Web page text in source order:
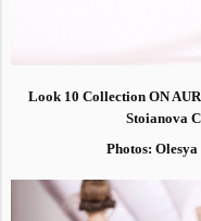
Look 10 Collection ON
Stoianova
Photos: